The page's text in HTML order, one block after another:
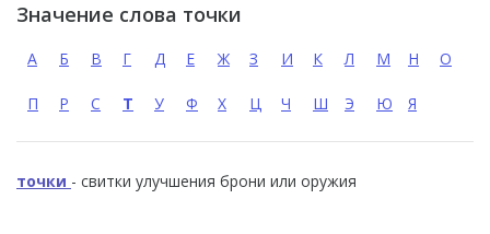
Значение слова точки
А Б В Г Д Е Ж З И К Л М Н О
П Р С Т У Ф Х Ц Ч Ш Э Ю Я
точки - свитки улучшeния брони или оружия